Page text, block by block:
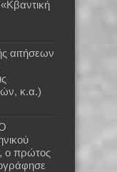
αιτήσεων
κ.α.)
ο πρώτος